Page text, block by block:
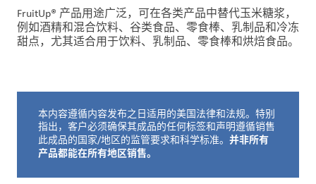
FruitUp® 产品用途广泛，可在各类产品中替代玉米糖浆，
例如酒精和混合饮料、谷类食品、零食棒、乳制品和冷冻
甜点，尤其适合用于饮料、乳制品、零食棒和烘焙食品。
免责声明如下
本内容遵循内容发布之日适用的美国法律和法规。特别
指出，客户必须确保其成品的任何标签和声明遵循销售
此成品的国家/地区的监管要求和科学标准。 并非所有
产品都能在所有地区销售。